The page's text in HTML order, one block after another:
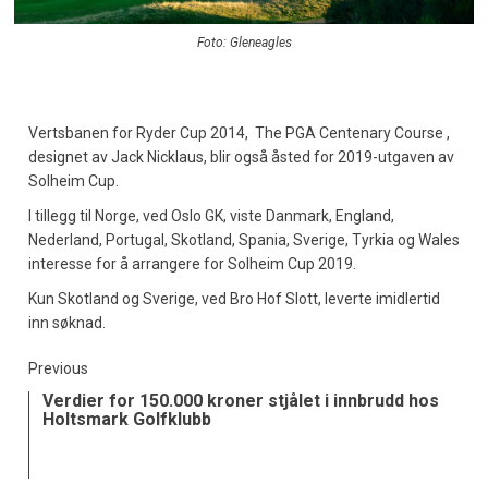
Foto: Gleneagles
Vertsbanen for Ryder Cup 2014, The PGA Centenary Course ,
designet av Jack Nicklaus, blir også åsted for 2019-utgaven av
Solheim Cup.
I tillegg til Norge, ved Oslo GK, viste Danmark, England,
Nederland, Portugal, Skotland, Spania, Sverige, Tyrkia og Wales
interesse for å arrangere for Solheim Cup 2019.
Kun Skotland og Sverige, ved Bro Hof Slott, leverte imidlertid
inn søknad.
Previous
Verdier for 150.000 kroner stjålet i innbrudd hos
Holtsmark Golfklubb